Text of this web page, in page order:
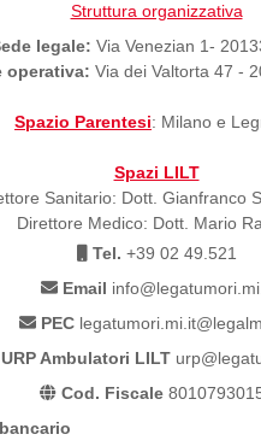
Struttura organizzativa
legale: Via Venezian 1-
operativa: Via dei Valtorta 47 -
Spazio Parentesi: Milano e
Spazi LILT
Sanitario: Dott. Gianfranco
Direttore Medico: Dott. Mario
Tel. +39 02 49.521
Email
PEC
URP Ambulatori LILT
Cod. Fiscale